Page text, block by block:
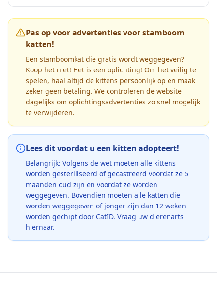
Pas op voor advertenties voor stamboom
katten!
Een stamboomkat die gratis wordt weggegeven?
Koop het niet! Het is een oplichting! Om het veilig te
spelen, haal altijd de kittens persoonlijk op en maak
zeker geen betaling. We controleren de website
dagelijks om oplichtingsadvertenties zo snel mogelijk
te verwijderen.
Lees dit voordat u een kitten adopteert!
Belangrijk: Volgens de wet moeten alle kittens
worden gesteriliseerd of gecastreerd voordat ze 5
maanden oud zijn en voordat ze worden
weggegeven. Bovendien moeten alle katten die
worden weggegeven of jonger zijn dan 12 weken
worden gechipt door CatID. Vraag uw dierenarts
hiernaar.